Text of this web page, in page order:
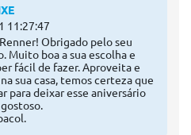
11:27:47
Obrigado pelo seu
Muito boa a sua escolha e
fácil de fazer. Aproveita e
sua casa, temos certeza que
para deixar esse aniversário